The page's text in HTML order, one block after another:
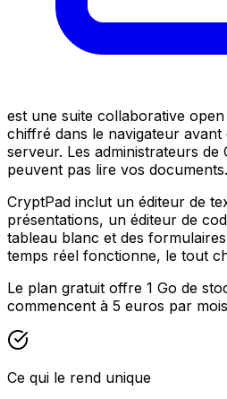
est une suite collaborative
chiffré dans le navigateur
serveur. Les administrateurs
peuvent pas lire vos documents.
CryptPad inclut un éditeur de
présentations, un éditeur de
tableau blanc et des
temps réel fonctionne, le tout
Le plan gratuit offre 1 Go de
commencent à 5 euros par
Ce qui le rend unique